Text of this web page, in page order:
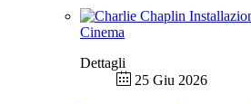
Cinema
Dettagli
25 Giu 2026